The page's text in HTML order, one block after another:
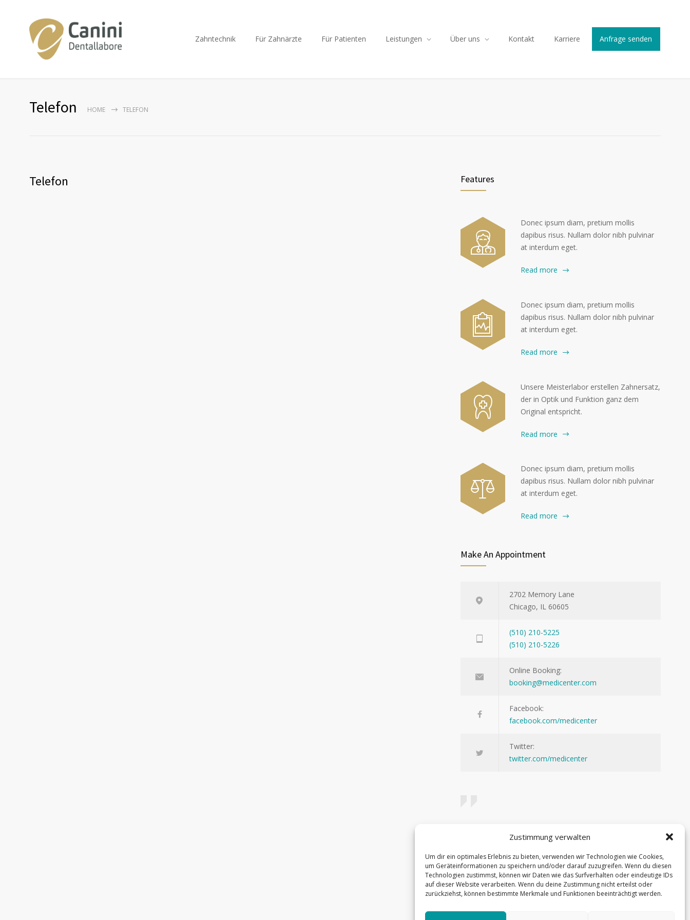
Zustimmung verwalten
Um dir ein optimales Erlebnis zu bieten, verwenden wir Technologien wie Cookies,
um Geräteinformationen zu speichern und/oder darauf zuzugreifen. Wenn du diesen
Technologien zustimmst, können wir Daten wie das Surfverhalten oder eindeutige IDs
auf dieser Website verarbeiten. Wenn du deine Zustimmung nicht erteilst oder
zurückziehst, können bestimmte Merkmale und Funktionen beeinträchtigt werden.
Zahntechnik Für Zahnärzte Für Patienten Leistungen Über uns Kontakt Karriere Anfrage senden
Telefon HOME TELEFON
Telefon Features
Donec ipsum diam, pretium mollis
dapibus risus. Nullam dolor nibh pulvinar
at interdum eget.
Read more
Donec ipsum diam, pretium mollis
dapibus risus. Nullam dolor nibh pulvinar
at interdum eget.
Read more
Unsere Meisterlabor erstellen Zahnersatz,
der in Optik und Funktion ganz dem
Original entspricht.
Read more
Donec ipsum diam, pretium mollis
dapibus risus. Nullam dolor nibh pulvinar
at interdum eget.
Read more
Make An Appointment
2702 Memory Lane
Chicago, IL 60605
(510) 210-5225
(510) 210-5226
Online Booking:
booking@medicenter.com
Facebook:
facebook.com/medicenter
Twitter:
twitter.com/medicenter
expectations about your day-to-day challenges are
the keys to stress management.
— Josh Billings